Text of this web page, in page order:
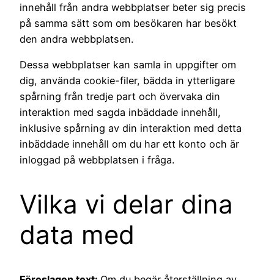
innehåll från andra webbplatser beter sig precis
på samma sätt som om besökaren har besökt
den andra webbplatsen.
Dessa webbplatser kan samla in uppgifter om
dig, använda cookie-filer, bädda in ytterligare
spårning från tredje part och övervaka din
interaktion med sagda inbäddade innehåll,
inklusive spårning av din interaktion med detta
inbäddade innehåll om du har ett konto och är
inloggad på webbplatsen i fråga.
Vilka vi delar dina
data med